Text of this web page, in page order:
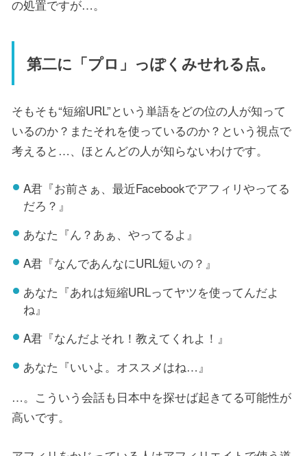
の処置ですが…。
第二に「プロ」っぽくみせれる点。
そもそも“短縮URL”という単語をどの位の人が知って
いるのか？またそれを使っているのか？という視点で
考えると…、ほとんどの人が知らないわけです。
A君『お前さぁ、最近Facebookでアフィリやってる
だろ？』
あなた『ん？あぁ、やってるよ』
A君『なんであんなにURL短いの？』
あなた『あれは短縮URLってヤツを使ってんだよ
ね』
A君『なんだよそれ！教えてくれよ！』
あなた『いいよ。オススメはね…』
…。こういう会話も日本中を探せば起きてる可能性が
高いです。